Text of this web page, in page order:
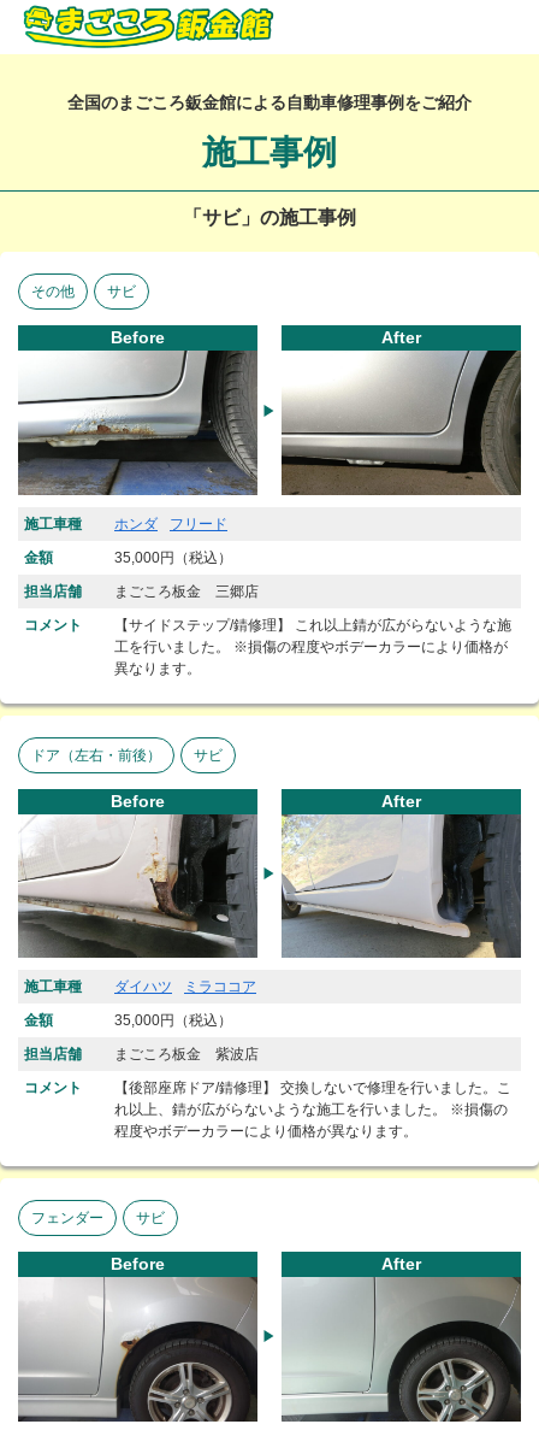
全国のまごころ鈑金館による自動車修理事例をご紹介
施工事例
「サビ」の施工事例
その他 サビ
Before After
施工車種 ホンダ
フリード
金額
35,000円（税込）
担当店舗
まごころ板金 三郷店
コメント
【サイドステップ/錆修理】 これ以上錆が広がらないような施
工を行いました。 ※損傷の程度やボデーカラーにより価格が
異なります。
ドア（左右・前後） サビ
Before After
施工車種 ダイハツ
ミラココア
金額
35,000円（税込）
担当店舗
まごころ板金 紫波店
コメント
【後部座席ドア/錆修理】 交換しないで修理を行いました。こ
れ以上、錆が広がらないような施工を行いました。 ※損傷の
程度やボデーカラーにより価格が異なります。
フェンダー サビ
Before After